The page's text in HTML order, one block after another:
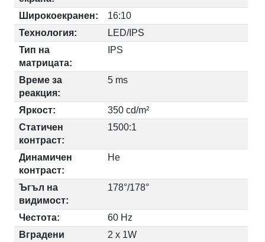
Широкоекранен:
16:10
Технология:
LED/IPS
Тип на
матрицата:
IPS
Време за
реакция:
5 ms
Яркост:
350 cd/m²
Статичен
контраст:
1500:1
Динамичен
контраст:
Не
Ъгъл на
видимост:
178°/178°
Честота:
60 Hz
Вградени
2 x 1W